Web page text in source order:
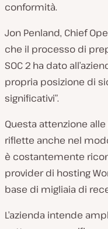
conformità.
Jon Penland, Chief
che il processo di
SOC 2 ha dato
propria posizione di
significativi”.
Questa attenzione
riflette anche nel
è costantemente
provider di hosting
base di migliaia di
L’azienda intende